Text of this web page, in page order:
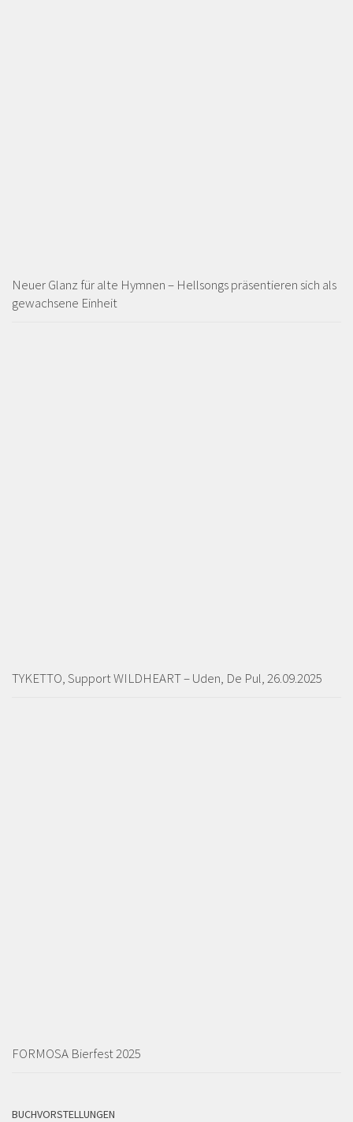
Neuer Glanz für alte Hymnen – Hellsongs präsentieren sich als
gewachsene Einheit
TYKETTO, Support WILDHEART – Uden, De Pul, 26.09.2025
FORMOSA Bierfest 2025
BUCHVORSTELLUNGEN